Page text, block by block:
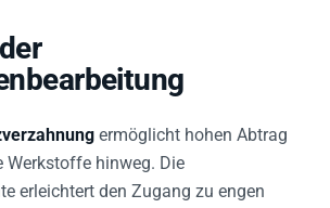
ermöglicht hohen Abtrag
Werkstoffe hinweg. Die
erleichtert den Zugang zu engen